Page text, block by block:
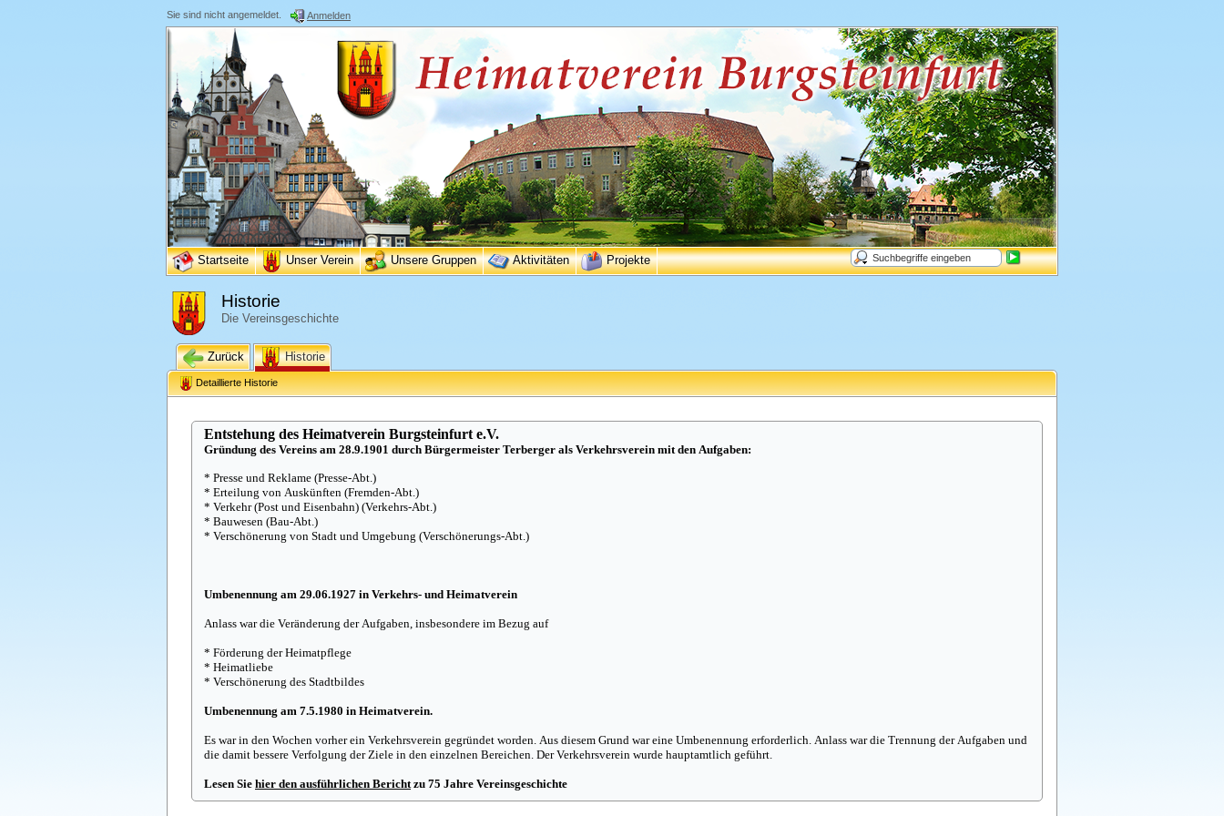
Sie sind nicht angemeldet. Anmelden
Startseite Unser Verein Unsere Gruppen Aktivitäten Projekte
Historie
Die Vereinsgeschichte
Zurück Historie
Detaillierte Historie
Entstehung des Heimatverein Burgsteinfurt e.V.
Gründung des Vereins am 28.9.1901 durch Bürgermeister Terberger als Verkehrsverein mit den Aufgaben:
* Presse und Reklame (Presse-Abt.)
* Erteilung von Auskünften (Fremden-Abt.)
* Verkehr (Post und Eisenbahn) (Verkehrs-Abt.)
* Bauwesen (Bau-Abt.)
* Verschönerung von Stadt und Umgebung (Verschönerungs-Abt.)
Umbenennung am 29.06.1927 in Verkehrs- und Heimatverein
Anlass war die Veränderung der Aufgaben, insbesondere im Bezug auf
* Förderung der Heimatpflege
* Heimatliebe
* Verschönerung des Stadtbildes
Umbenennung am 7.5.1980 in Heimatverein.
Es war in den Wochen vorher ein Verkehrsverein gegründet worden. Aus diesem Grund war eine Umbenennung erforderlich. Anlass war die Trennung der Aufgaben und
die damit bessere Verfolgung der Ziele in den einzelnen Bereichen. Der Verkehrsverein wurde hauptamtlich geführt.
Lesen Sie hier den ausführlichen Berichtzu 75 Jahre Vereinsgeschichte